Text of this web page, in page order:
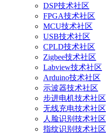
DSP技术社区
FPGA技术社区
MCU技术社区
USB技术社区
CPLD技术社区
Zigbee技术社区
Labview技术社区
Arduino技术社区
示波器技术社区
步进电机技术社区
无线充电技术社区
人脸识别技术社区
指纹识别技术社区